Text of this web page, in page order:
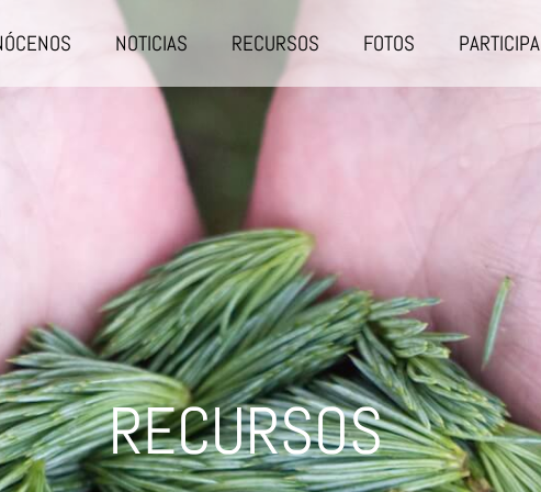
NOTICIAS RECURSOS FOTOS PARTICIPA
RECURSOS